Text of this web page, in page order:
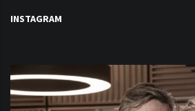
INSTAGRAM